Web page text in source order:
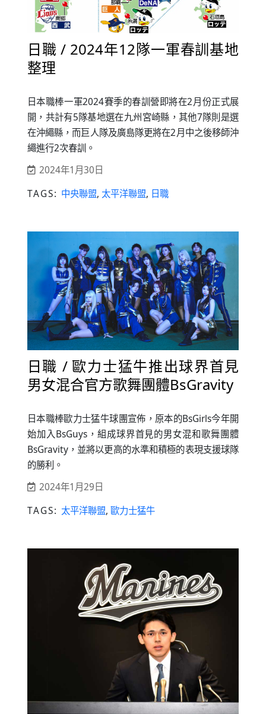
日職 / 2024年12隊一軍春訓基地
整理
日本職棒一軍2024賽季的春訓營即將在2月份正式展
開，共計有5隊基地選在九州宮崎縣，其他7隊則是選
在沖繩縣，而巨人隊及廣島隊更將在2月中之後移師沖
繩進行2次春訓。
2024年1月30日
TAGS: 中央聯盟, 太平洋聯盟, 日職
日職 / 歐力士猛牛推出球界首見
男女混合官方歌舞團體BsGravity
日本職棒歐力士猛牛球團宣佈，原本的BsGirls今年開
始加入BsGuys，組成球界首見的男女混和歌舞團體
BsGravity，並將以更高的水準和積極的表現支援球隊
的勝利。
2024年1月29日
TAGS: 太平洋聯盟, 歐力士猛牛